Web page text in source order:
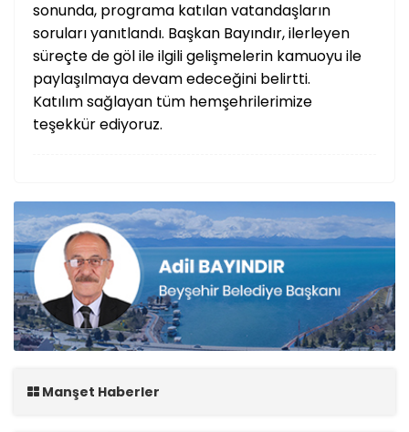
sonunda, programa katılan vatandaşların
soruları yanıtlandı. Başkan Bayındır, ilerleyen
süreçte de göl ile ilgili gelişmelerin kamuoyu ile
paylaşılmaya devam edeceğini belirtti.
Katılım sağlayan tüm hemşehrilerimize
teşekkür ediyoruz.
Manşet Haberler